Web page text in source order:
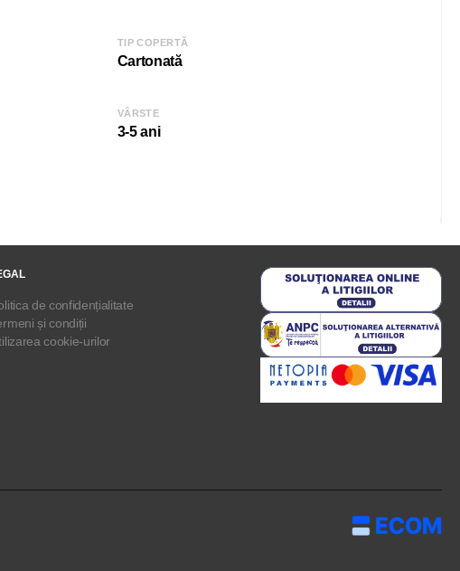
TIP COPERTĂ
Cartonată
VÂRSTE
3-5 ani
de confidențialitate
și condiții
cookie-urilor